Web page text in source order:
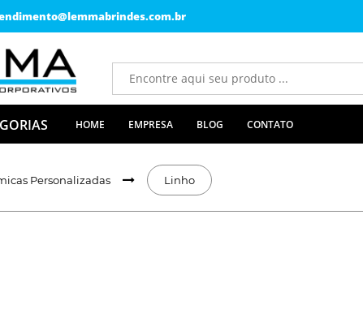
HOME EMPRESA BLOG CONTATO
Personalizadas Linho